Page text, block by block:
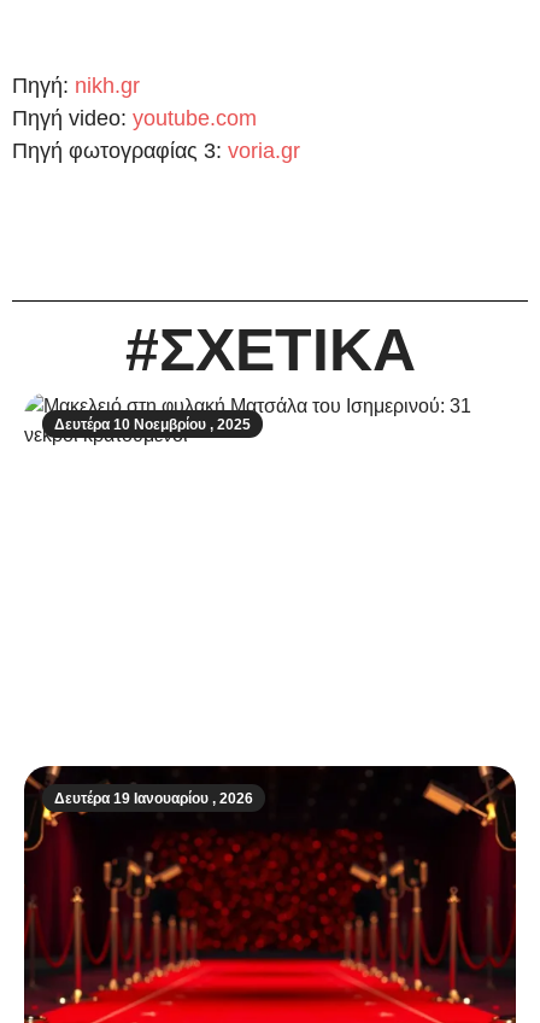
Πηγή: nikh.gr
Πηγή video: youtube.com
Πηγή φωτογραφίας 3: voria.gr
#ΣΧΕΤΙΚΑ
Δευτέρα 10 Νοεμβρίου , 2025
Δευτέρα 19 Ιανουαρίου , 2026